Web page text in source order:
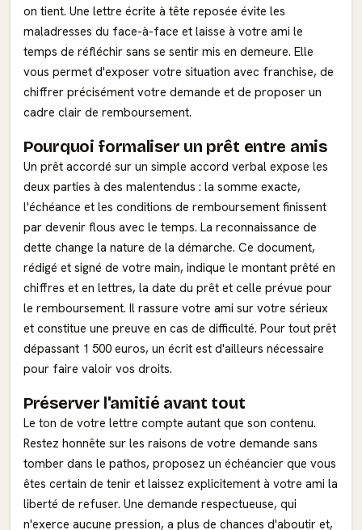
on tient. Une lettre écrite à tête reposée évite les
maladresses du face-à-face et laisse à votre ami le
temps de réfléchir sans se sentir mis en demeure. Elle
vous permet d'exposer votre situation avec franchise, de
chiffrer précisément votre demande et de proposer un
cadre clair de remboursement.
Pourquoi formaliser un prêt entre amis
Un prêt accordé sur un simple accord verbal expose les
deux parties à des malentendus : la somme exacte,
l'échéance et les conditions de remboursement finissent
par devenir flous avec le temps. La reconnaissance de
dette change la nature de la démarche. Ce document,
rédigé et signé de votre main, indique le montant prêté en
chiffres et en lettres, la date du prêt et celle prévue pour
le remboursement. Il rassure votre ami sur votre sérieux
et constitue une preuve en cas de difficulté. Pour tout prêt
dépassant 1 500 euros, un écrit est d'ailleurs nécessaire
pour faire valoir vos droits.
Préserver l'amitié avant tout
Le ton de votre lettre compte autant que son contenu.
Restez honnête sur les raisons de votre demande sans
tomber dans le pathos, proposez un échéancier que vous
êtes certain de tenir et laissez explicitement à votre ami la
liberté de refuser. Une demande respectueuse, qui
n'exerce aucune pression, a plus de chances d'aboutir et,